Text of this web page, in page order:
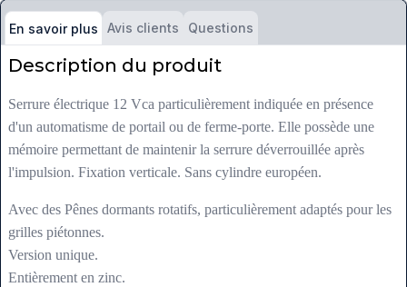
En savoir plus Avis clients Questions
Description du produit
Serrure électrique 12 Vca particulièrement indiquée en présence
d'un automatisme de portail ou de ferme-porte. Elle possède une
mémoire permettant de maintenir la serrure déverrouillée après
l'impulsion. Fixation verticale. Sans cylindre européen.
Avec des Pênes dormants rotatifs, particulièrement adaptés pour les
grilles piétonnes.
Version unique.
Entièrement en zinc.